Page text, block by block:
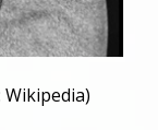
Wikipedia)